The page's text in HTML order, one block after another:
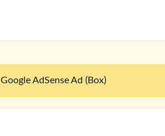
Google AdSense Ad (Box)